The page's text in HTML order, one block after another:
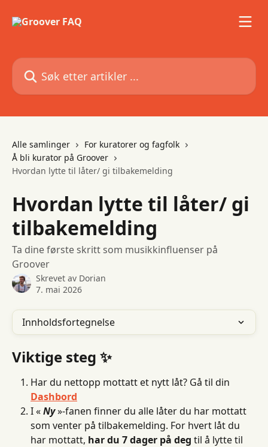
Søk etter artikler ...
Alle samlinger
For kuratorer og fagfolk
Å bli kurator på Groover
Hvordan lytte til låter/ gi tilbakemelding
Hvordan lytte til låter/ gi
tilbakemelding
Ta dine første skritt som musikkinfluenser på
Groover
Skrevet av Dorian
7. mai 2026
Innholdsfortegnelse
Viktige steg ✨
Har du nettopp mottatt et nytt låt? Gå til din
Dashbord
I « Ny »-fanen finner du alle låter du har mottatt
som venter på tilbakemelding. For hvert låt du
har mottatt, har du 7 dager på deg til å lytte til